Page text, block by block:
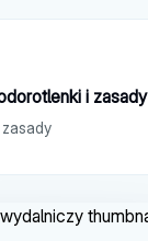
i zasady